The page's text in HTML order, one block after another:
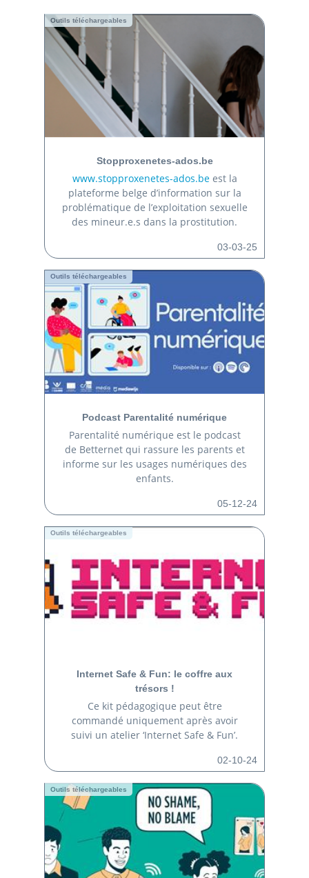
Outils téléchargeables
Stopproxenetes-ados.be
www.stopproxenetes-ados.beest la
plateforme belge d’information sur la
problématique de l’exploitation sexuelle
des mineur.e.s dans la prostitution.
03-03-25
Outils téléchargeables
Podcast Parentalité numérique
Parentalité numérique est le podcast
de Betternet qui rassure les parents et
informe sur les usages numériques des
enfants.
05-12-24
Outils téléchargeables
Internet Safe & Fun: le coffre aux
trésors !
Ce kit pédagogique peut être
commandé uniquement après avoir
suivi un atelier ‘Internet Safe & Fun’.
02-10-24
Outils téléchargeables